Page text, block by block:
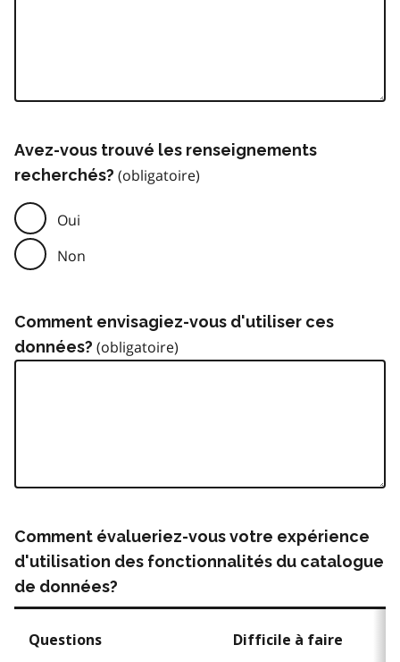
Avez-vous trouvé les renseignements
recherchés?
Oui
Non
Comment envisagiez-vous d'utiliser ces
données?
Comment évalueriez-vous votre expérience
d'utilisation des fonctionnalités du catalogue
de données?
Questions Difficile à faire